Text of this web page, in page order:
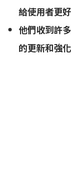
給使用者更
他們收到許
的更新和強